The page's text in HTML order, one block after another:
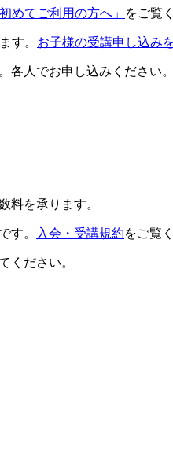
初めてご利用の方へ」 をご覧
す。 お子様の受講申し込み
人でお申し込みください
料を承ります。
す。 入会・受講規約をご覧
ください。